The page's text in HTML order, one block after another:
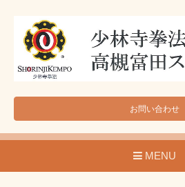
お問い合わせ
MENU